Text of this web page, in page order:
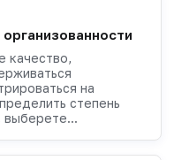
качество,
на
степень
выберете...